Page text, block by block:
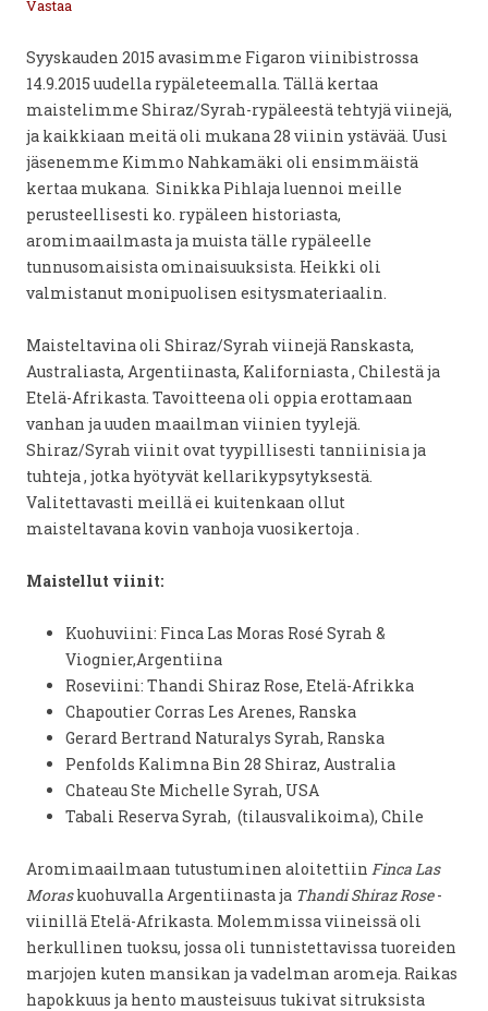
Vastaa
Syyskauden 2015 avasimme Figaron viinibistrossa
14.9.2015 uudella rypäleteemalla. Tällä kertaa
maistelimme Shiraz/Syrah-rypäleestä tehtyjä viinejä,
ja kaikkiaan meitä oli mukana 28 viinin ystävää. Uusi
jäsenemme Kimmo Nahkamäki oli ensimmäistä
kertaa mukana. Sinikka Pihlaja luennoi meille
perusteellisesti ko. rypäleen historiasta,
aromimaailmasta ja muista tälle rypäleelle
tunnusomaisista ominaisuuksista. Heikki oli
valmistanut monipuolisen esitysmateriaalin.
Maisteltavina oli Shiraz/Syrah viinejä Ranskasta,
Australiasta, Argentiinasta, Kaliforniasta , Chilestä ja
Etelä-Afrikasta. Tavoitteena oli oppia erottamaan
vanhan ja uuden maailman viinien tyylejä.
Shiraz/Syrah viinit ovat tyypillisesti tanniinisia ja
tuhteja , jotka hyötyvät kellarikypsytyksestä.
Valitettavasti meillä ei kuitenkaan ollut
maisteltavana kovin vanhoja vuosikertoja .
Maistellut viinit:
Kuohuviini: Finca Las Moras Rosé Syrah &
Viognier,Argentiina
Roseviini: Thandi Shiraz Rose, Etelä-Afrikka
Chapoutier Corras Les Arenes, Ranska
Gerard Bertrand Naturalys Syrah, Ranska
Penfolds Kalimna Bin 28 Shiraz, Australia
Chateau Ste Michelle Syrah, USA
Tabali Reserva Syrah, (tilausvalikoima), Chile
Aromimaailmaan tutustuminen aloitettiin Finca Las
Moraskuohuvalla Argentiinasta ja Thandi Shiraz Rose-
viinillä Etelä-Afrikasta. Molemmissa viineissä oli
herkullinen tuoksu, jossa oli tunnistettavissa tuoreiden
marjojen kuten mansikan ja vadelman aromeja. Raikas
hapokkuus ja hento mausteisuus tukivat sitruksista